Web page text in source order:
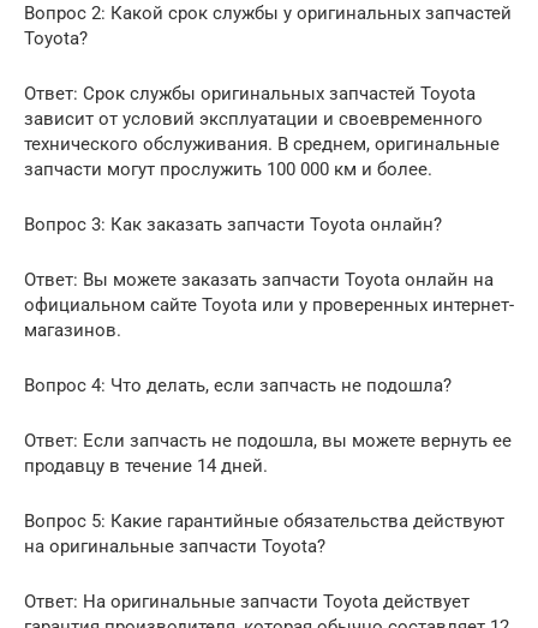
Вопрос 2: Какой срок службы у оригинальных запчастей
Toyota?
Ответ: Срок службы оригинальных запчастей Toyota
зависит от условий эксплуатации и своевременного
технического обслуживания. В среднем, оригинальные
запчасти могут прослужить 100 000 км и более.
Вопрос 3: Как заказать запчасти Toyota онлайн?
Ответ: Вы можете заказать запчасти Toyota онлайн на
официальном сайте Toyota или у проверенных интернет-
магазинов.
Вопрос 4: Что делать, если запчасть не подошла?
Ответ: Если запчасть не подошла, вы можете вернуть ее
продавцу в течение 14 дней.
Вопрос 5: Какие гарантийные обязательства действуют
на оригинальные запчасти Toyota?
Ответ: На оригинальные запчасти Toyota действует